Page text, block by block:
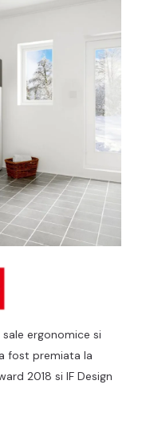
ergonomice si
a fost premiata la
2018 si IF Design